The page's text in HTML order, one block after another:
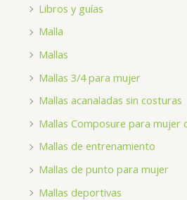
Libros y guías
Malla
Mallas
Mallas 3/4 para mujer
Mallas acanaladas sin costuras
Mallas Composure para mujer
Mallas de entrenamiento
Mallas de punto para mujer
Mallas deportivas